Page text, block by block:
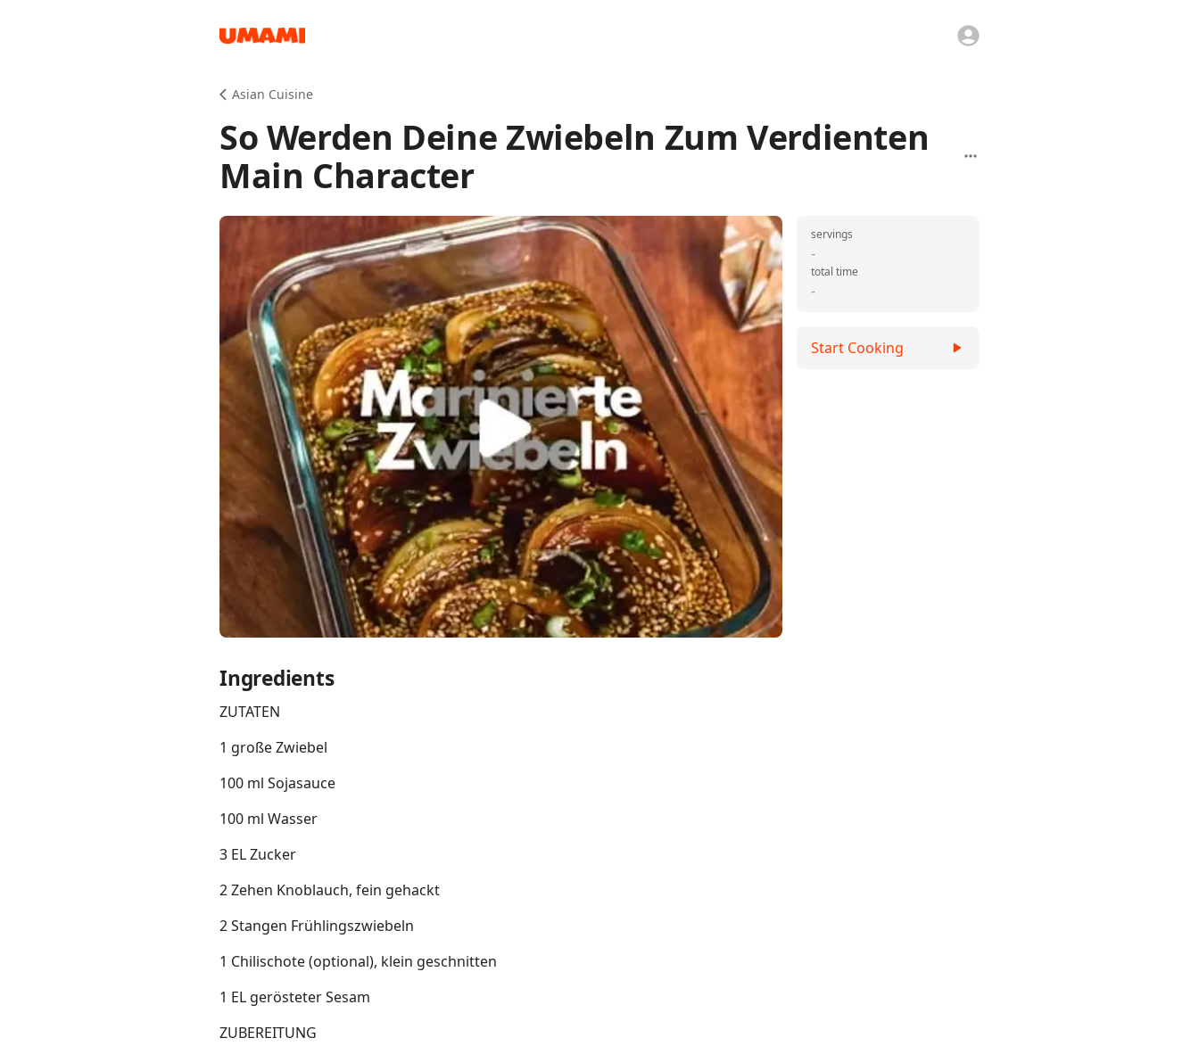
Asian Cuisine
So Werden Deine Zwiebeln Zum Verdienten
Main Character
Ingredients
ZUTATEN
1 große Zwiebel
100 ml Sojasauce
100 ml Wasser
3 EL Zucker
2 Zehen Knoblauch, fein gehackt
2 Stangen Frühlingszwiebeln
1 Chilischote (optional), klein geschnitten
1 EL gerösteter Sesam
ZUBEREITUNG
-
servings
-
total time
Start Cooking